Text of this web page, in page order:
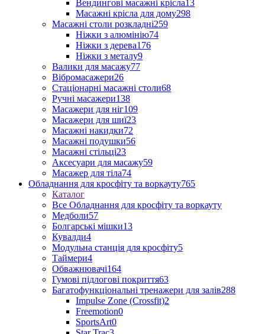
Вендингові масажні крісла13
Масажні крісла для дому298
Масажні столи розкладні259
Ніжки з алюмінію74
Ніжки з дерева176
Ніжки з металу9
Валики для масажу77
Вібромасажери26
Стаціонарні масажні столи68
Ручні масажери138
Масажери для ніг109
Масажери для шиї23
Масажні накидки72
Масажні подушки56
Масажні стільці23
Аксесуари для масажу59
Масажер для тіла74
Обладнання для кросфіту та воркауту765
Каталог
Все Обладнання для кросфіту та воркауту
Медболи57
Болгарські мішки13
Кувалди4
Модульна станція для кросфіту5
Таймери4
Обважнювачі164
Гумові підлогові покриття63
Багатофункціональні тренажери для залів288
Impulse Zone (Crossfit)2
Freemotion0
SportsArt0